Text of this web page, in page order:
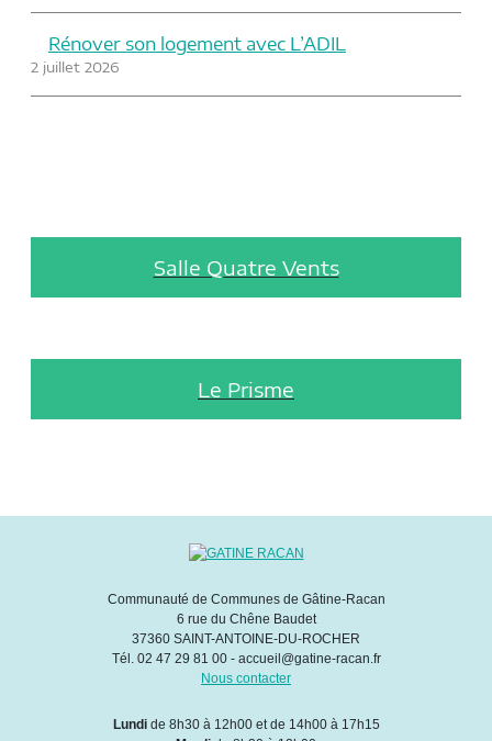
Rénover son logement avec L’ADIL
2 juillet 2026
Salle Quatre Vents
Le Prisme
Communauté de Communes de Gâtine-Racan
6 rue du Chêne Baudet
37360 SAINT-ANTOINE-DU-ROCHER
Tél. 02 47 29 81 00 - accueil@gatine-racan.fr
Nous contacter
Lundide 8h30 à 12h00 et de 14h00 à 17h15